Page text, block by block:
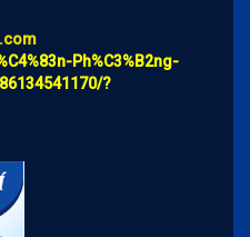
Ph%C3%B2ng-
?